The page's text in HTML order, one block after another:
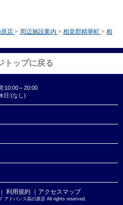
店 > 周辺施設案内 > 相楽郡精華町 > 相
トップに戻る
:10:00～20:00
日:(なし)
｜ 利用規約 ｜アクセスマップ
アドバンス高の原店 All rights reserved.